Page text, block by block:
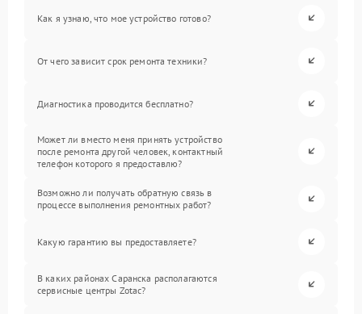
Как я узнаю, что мое устройство готово?
От чего зависит срок ремонта техники?
Диагностика проводится бесплатно?
Может ли вместо меня принять устройство
после ремонта другой человек, контактный
телефон которого я предоставлю?
Возможно ли получать обратную связь в
процессе выполнения ремонтных работ?
Какую гарантию вы предоставляете?
В каких районах Саранска располагаются
сервисные центры Zotac?